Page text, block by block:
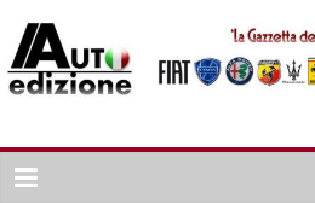
naar
inhoud
Auto
Edizione